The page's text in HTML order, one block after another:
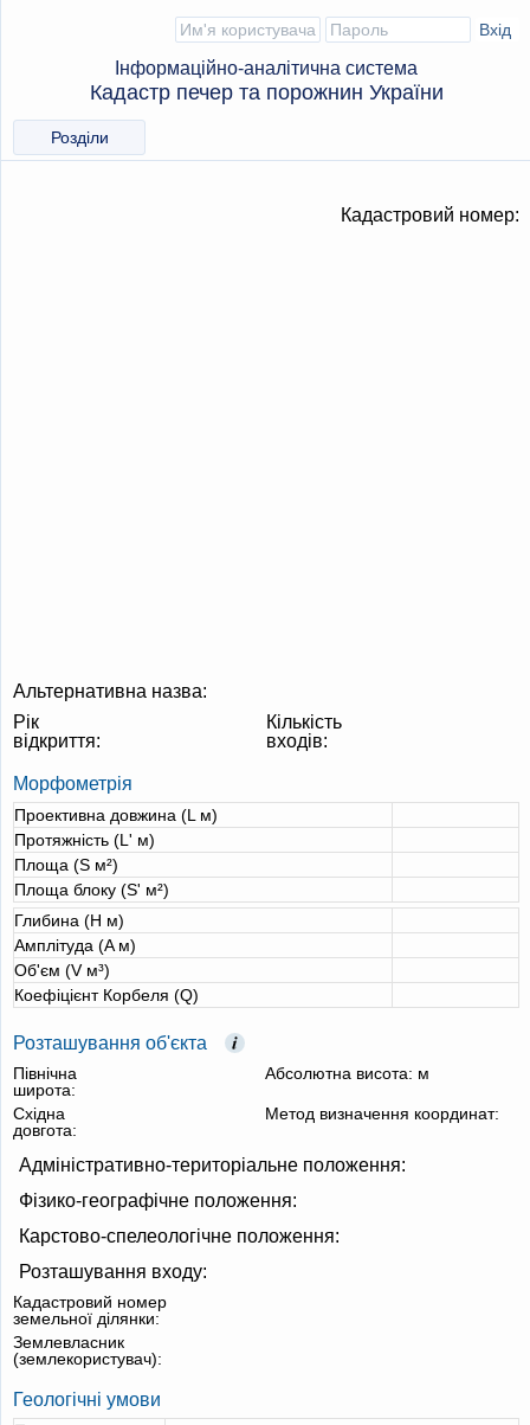
Інформаційно-аналітична система
Кадастр печер та порожнин України
Розділи
Кадастровий номер:
Альтернативна назва:
Рік
відкриття:
Кількість
входів:
Морфометрія
Проективна довжина (L м)
Протяжність (L' м)
Площа (S м²)
Площа блоку (S' м²)
Глибина (H м)
Амплітуда (A м)
Об'єм (V м³)
Коефіцієнт Корбеля (Q)
Розташування об'єкта
Північна
широта:
Абсолютна висота: м
Східна
довгота:
Метод визначення координат:
Адміністративно-територіальне положення:
Фізико-географічне положення:
Карстово-спелеологічне положення:
Розташування входу:
Кадастровий номер
земельної ділянки:
Землевласник
(землекористувач):
Геологічні умови